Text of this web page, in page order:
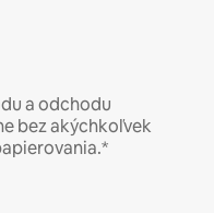
a odchodu
bez akýchkoľvek